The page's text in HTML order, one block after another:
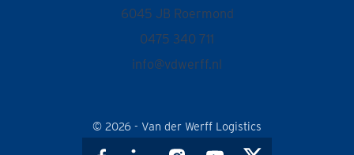
6045 JB Roermond
0475 340 711
info@vdwerff.nl
© 2026 - Van der Werff Logistics